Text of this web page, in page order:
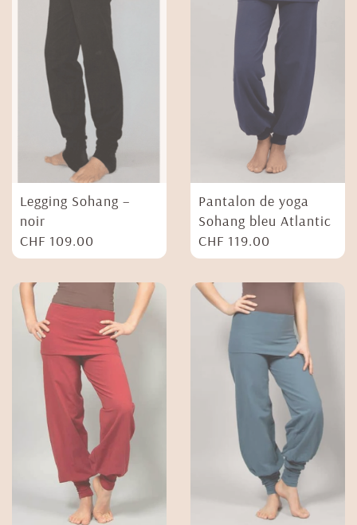
Legging Sohang –
noir
CHF 109.00
Pantalon de yoga
Sohang bleu Atlantic
CHF 119.00